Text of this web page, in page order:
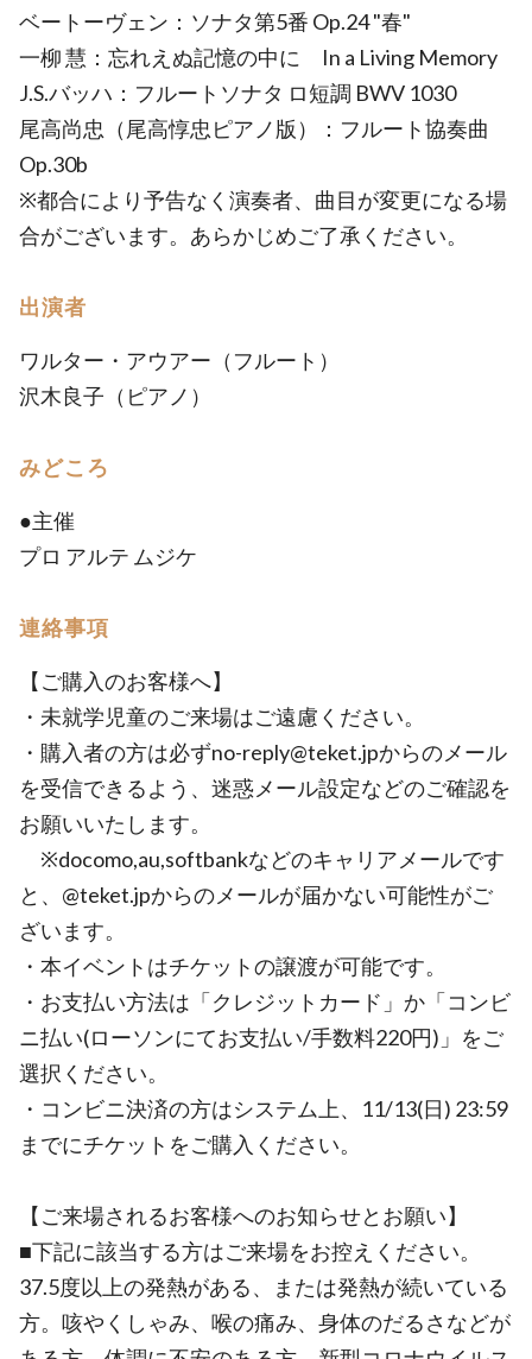
ベートーヴェン：ソナタ第5番 Op.24 "春"
一柳 慧：忘れえぬ記憶の中に In a Living Memory
J.S.バッハ：フルートソナタ ロ短調 BWV 1030
尾高尚忠（尾高惇忠ピアノ版）：フルート協奏曲
Op.30b
※都合により予告なく演奏者、曲目が変更になる場
合がございます。あらかじめご了承ください。
出演者
ワルター・アウアー（フルート）
沢木良子（ピアノ）
みどころ
●主催
プロ アルテ ムジケ
連絡事項
【ご購入のお客様へ】
・未就学児童のご来場はご遠慮ください。
・購入者の方は必ずno-reply@teket.jpからのメール
を受信できるよう、迷惑メール設定などのご確認を
お願いいたします。
※docomo,au,softbankなどのキャリアメールです
と、@teket.jpからのメールが届かない可能性がご
ざいます。
・本イベントはチケットの譲渡が可能です。
・お支払い方法は「クレジットカード」か「コンビ
ニ払い(ローソンにてお支払い/手数料220円)」をご
選択ください。
・コンビニ決済の方はシステム上、11/13(日) 23:59
までにチケットをご購入ください。
【ご来場されるお客様へのお知らせとお願い】
■下記に該当する方はご来場をお控えください。
37.5度以上の発熱がある、または発熱が続いている
方。咳やくしゃみ、喉の痛み、身体のだるさなどが